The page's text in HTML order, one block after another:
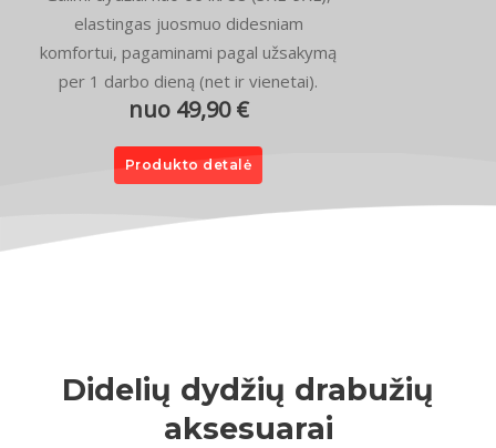
elastingas juosmuo didesniam
komfortui, pagaminami pagal užsakymą
per 1 darbo dieną (net ir vienetai).
nuo 49,90 €
Produkto detalė
Didelių dydžių drabužių
aksesuarai